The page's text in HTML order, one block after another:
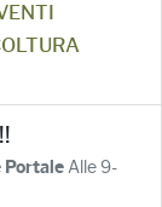
Alle 9-